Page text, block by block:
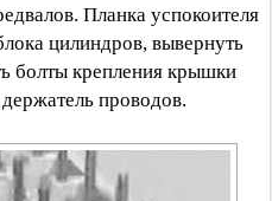
Планка успокоителя
цилиндров, вывернуть
болты крепления крышки
проводов.